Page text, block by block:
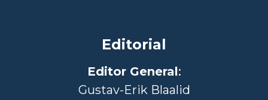
Editorial
Editor General:
Gustav-Erik Blaalid